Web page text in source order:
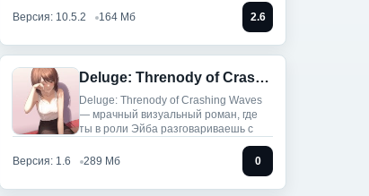
Версия: 10.5.2
164 Мб 2.6
Deluge: Threnody of Crashing Waves (Полная версия)
Deluge: Threnody of Crashing Waves
— мрачный визуальный роман, где
ты в роли Эйба разговариваешь с
Версия: 1.6 289 Мб 0